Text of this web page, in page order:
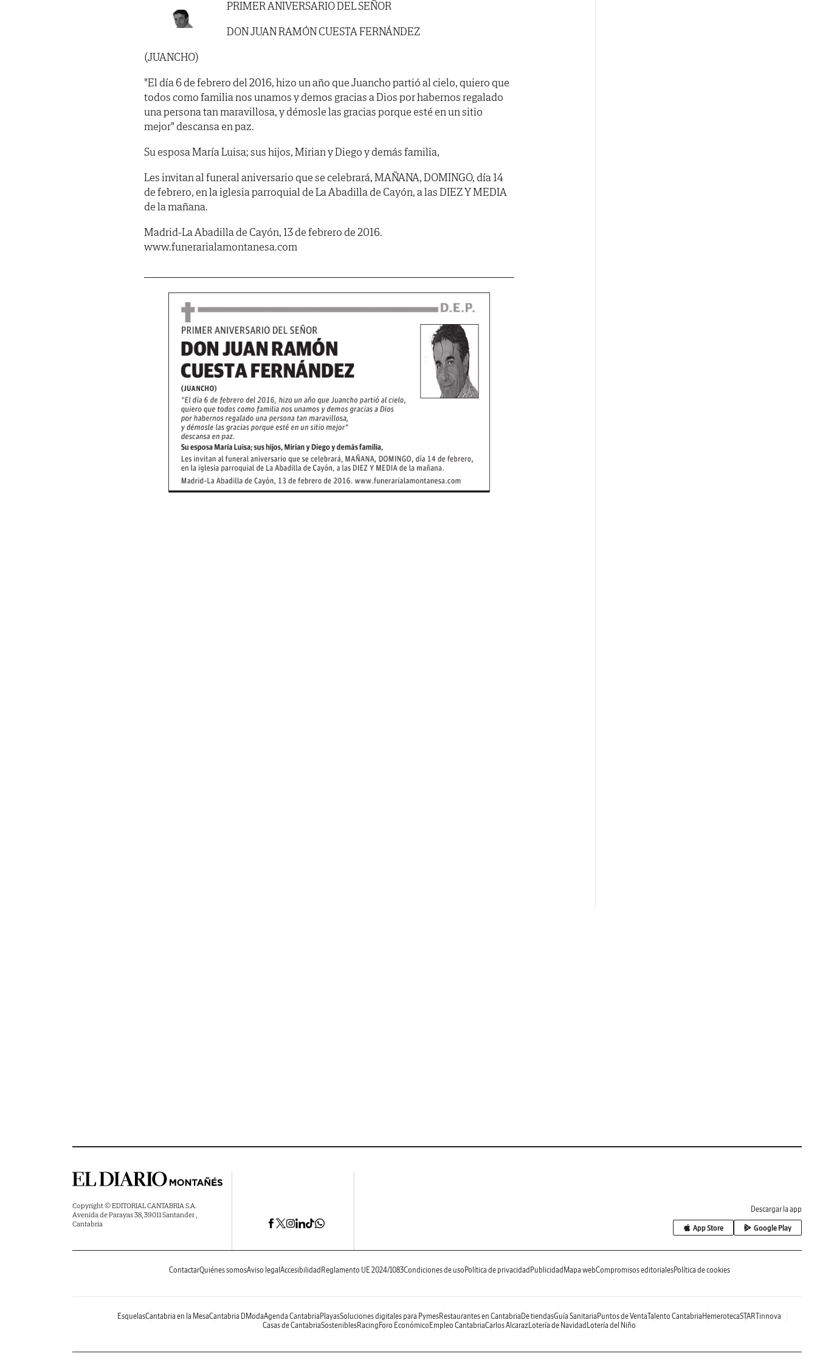
PRIMER ANIVERSARIO DEL SEÑOR
DON JUAN RAMÓN CUESTA FERNÁNDEZ
(JUANCHO)
"El día 6 de febrero del 2016, hizo un año que Juancho partió al cielo, quiero que
todos como familia nos unamos y demos gracias a Dios por habernos regalado
una persona tan maravillosa, y démosle las gracias porque esté en un sitio
mejor" descansa en paz.
Su esposa María Luisa; sus hijos, Mirian y Diego y demás familia,
Les invitan al funeral aniversario que se celebrará, MAÑANA, DOMINGO, día 14
de febrero, en la iglesia parroquial de La Abadilla de Cayón, a las DIEZ Y MEDIA
de la mañana.
Madrid-La Abadilla de Cayón, 13 de febrero de 2016.
www.funerarialamontanesa.com
Copyright © EDITORIAL CANTABRIA S.A.
Avenida de Parayas 38, 39011 Santander ,
Cantabria
Descargar la app
App Store Google Play
ContactarQuiénes somosAviso legal Accesibilidad Reglamento UE 2024/1083Condiciones de uso Política de privacidad Publicidad Mapa webCompromisos editorialesPolítica de cookies
EsquelasCantabria en la MesaCantabria DModaAgenda Cantabria PlayasSoluciones digitales para PymesRestaurantes en Cantabria De tiendasGuía Sanitaria Puntos de VentaTalento Cantabria HemerotecaSTARTinnova
Casas de CantabriaSosteniblesRacing Foro Económico Empleo CantabriaCarlos AlcarazLotería de Navidad Lotería del Niño